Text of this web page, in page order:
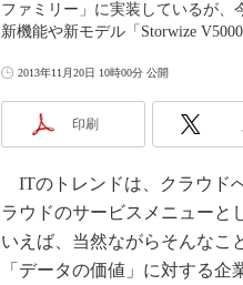
ファミリー」に実装しているが、
新機能や新モデル「Storwize
2013年11月20日 10時00分 公開
印刷
ITのトレンドは、クラウド
ラウドのサービスメニューと
いえば、当然ながらそんなこ
「データの価値」に対する企